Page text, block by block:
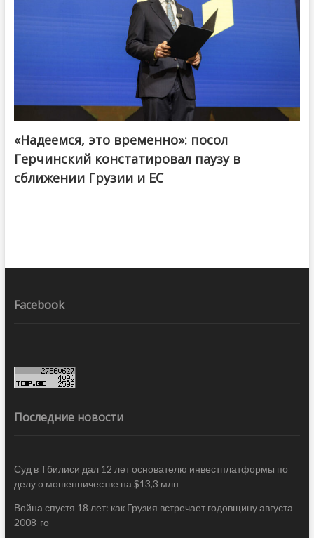
«Надеемся, это временно»: посол
Герчинский констатировал паузу в
сближении Грузии и ЕС
Facebook
Последние новости
Суд в Тбилиси дал 12 лет основателю инвестплатформы по
делу о мошенничестве на $13,3 млн
Война спустя 18 лет: как Грузия встречает годовщину августа
2008-го